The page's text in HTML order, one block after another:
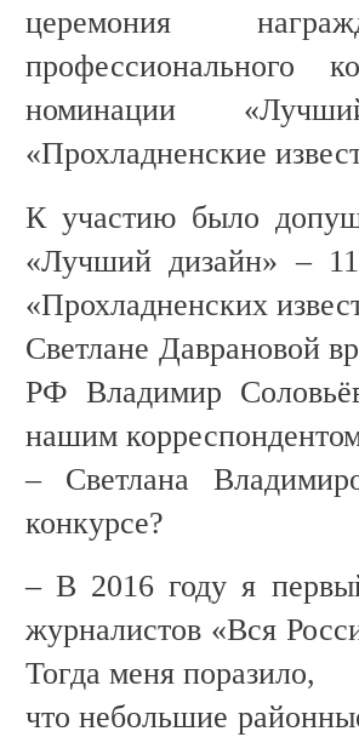
церемония
номинации
«Прохладненские
К участию было
«Лучший дизайн» –
«Прохладненских
Светлане Даврановой
РФ Владимир
нашим
– Светлана
конкурсе?
– В 2016 году я
журналистов «Вся
Тогда меня поразило,
что небольшие